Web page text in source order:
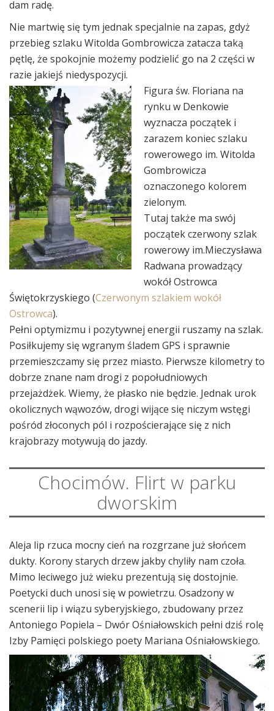
dam radę.
Nie martwię się tym jednak specjalnie na zapas, gdyż
przebieg szlaku Witolda Gombrowicza zatacza taką
pętlę, że spokojnie możemy podzielić go na 2 części w
razie jakiejś niedyspozycji.
Figura św. Floriana na
rynku w Denkowie
wyznacza początek i
zarazem koniec szlaku
rowerowego im. Witolda
Gombrowicza
oznaczonego kolorem
zielonym.
Tutaj także ma swój
początek czerwony szlak
rowerowy im.Mieczysława
Radwana prowadzący
wokół Ostrowca
Świętokrzyskiego (Czerwonym szlakiem wokół
Ostrowca).
Pełni optymizmu i pozytywnej energii ruszamy na szlak.
Posiłkujemy się wgranym śladem GPS i sprawnie
przemieszczamy się przez miasto. Pierwsze kilometry to
dobrze znane nam drogi z popołudniowych
przejażdżek. Wiemy, że płasko nie będzie. Jednak urok
okolicznych wąwozów, drogi wijące się niczym wstęgi
pośród złoconych pól i rozpościerające się z nich
krajobrazy motywują do jazdy.
Chocimów. Flirt w parku
dworskim
Aleja lip rzuca mocny cień na rozgrzane już słońcem
dukty. Korony starych drzew jakby chyliły nam czoła.
Mimo leciwego już wieku prezentują się dostojnie.
Poetycki duch unosi się w powietrzu. Osadzony w
scenerii lip i wiązu syberyjskiego, zbudowany przez
Antoniego Popiela – Dwór Ośniałowskich pełni dziś rolę
Izby Pamięci polskiego poety Mariana Ośniałowskiego.